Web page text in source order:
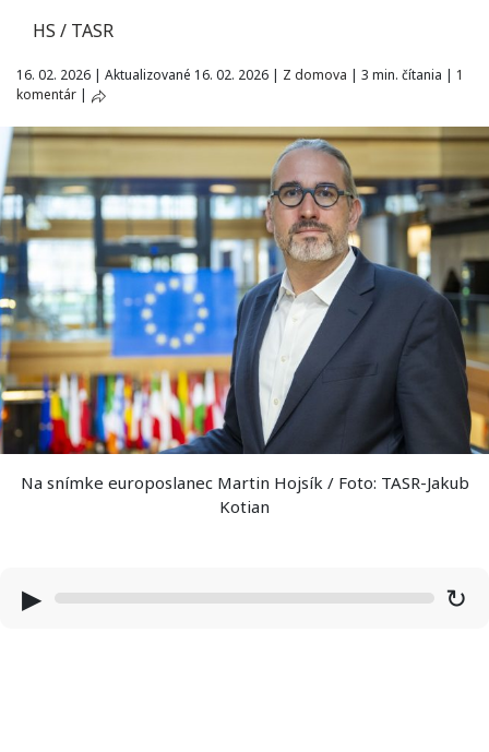
HS / TASR
16. 02. 2026 | Aktualizované 16. 02. 2026 | Z domova | 3 min. čítania | 1
komentár |
Na snímke europoslanec Martin Hojsík / Foto: TASR-Jakub
Kotian
▶ ↻